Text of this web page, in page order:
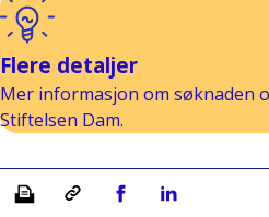
Flere detaljer
Mer informasjon om søknaden
Stiftelsen Dam.
Skriv ut Kopiera länkDel på Facebook
Del på Linkedin